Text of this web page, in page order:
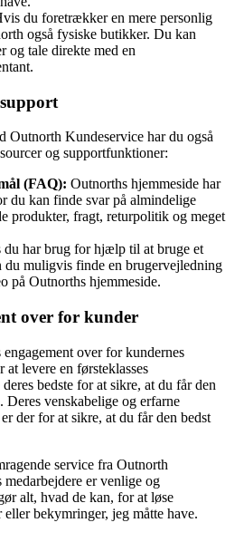
du foretrækker en mere personlig
også fysiske butikker. Du kan
og tale direkte med en
Outnorth Kundeservice har du også
og supportfunktioner:
(FAQ): Outnorths hjemmeside har
du kan finde svar på almindelige
produkter, fragt, returpolitik og meget
du har brug for hjælp til at bruge et
du muligvis finde en brugervejledning
på Outnorths hjemmeside.
over for kunder
over for kundernes
levere en førsteklasses
bedste for at sikre, at du får den
venskabelige og erfarne
der for at sikre, at du får den bedst
service fra Outnorth
er venlige og
alt, hvad de kan, for at løse
bekymringer, jeg måtte have.